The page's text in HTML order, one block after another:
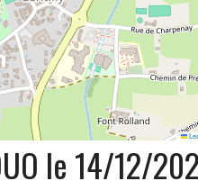
le 14/12/